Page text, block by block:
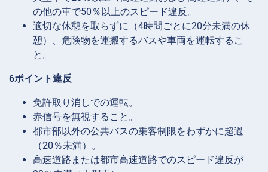
の他の車で50％以上のスピード違反。
適切な休憩を取らずに（4時間ごとに20分未満の休
憩）、危険物を運搬するバスや車両を運転するこ
と。
6ポイント違反
免許取り消しでの運転。
赤信号を無視すること。
都市部以外の公共バスの乗客制限をわずかに超過
（20％未満）。
高速道路または都市高速道路でのスピード違反が